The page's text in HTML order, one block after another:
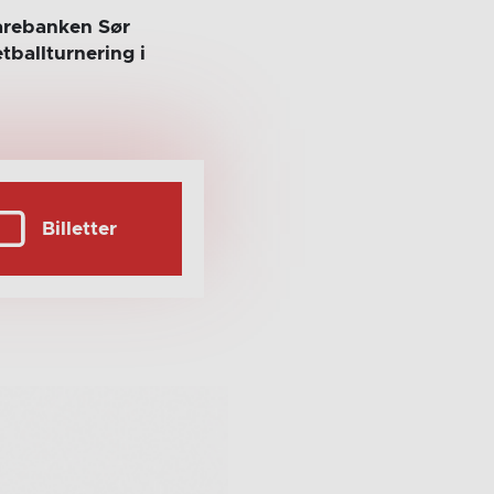
Sør
i
Billetter